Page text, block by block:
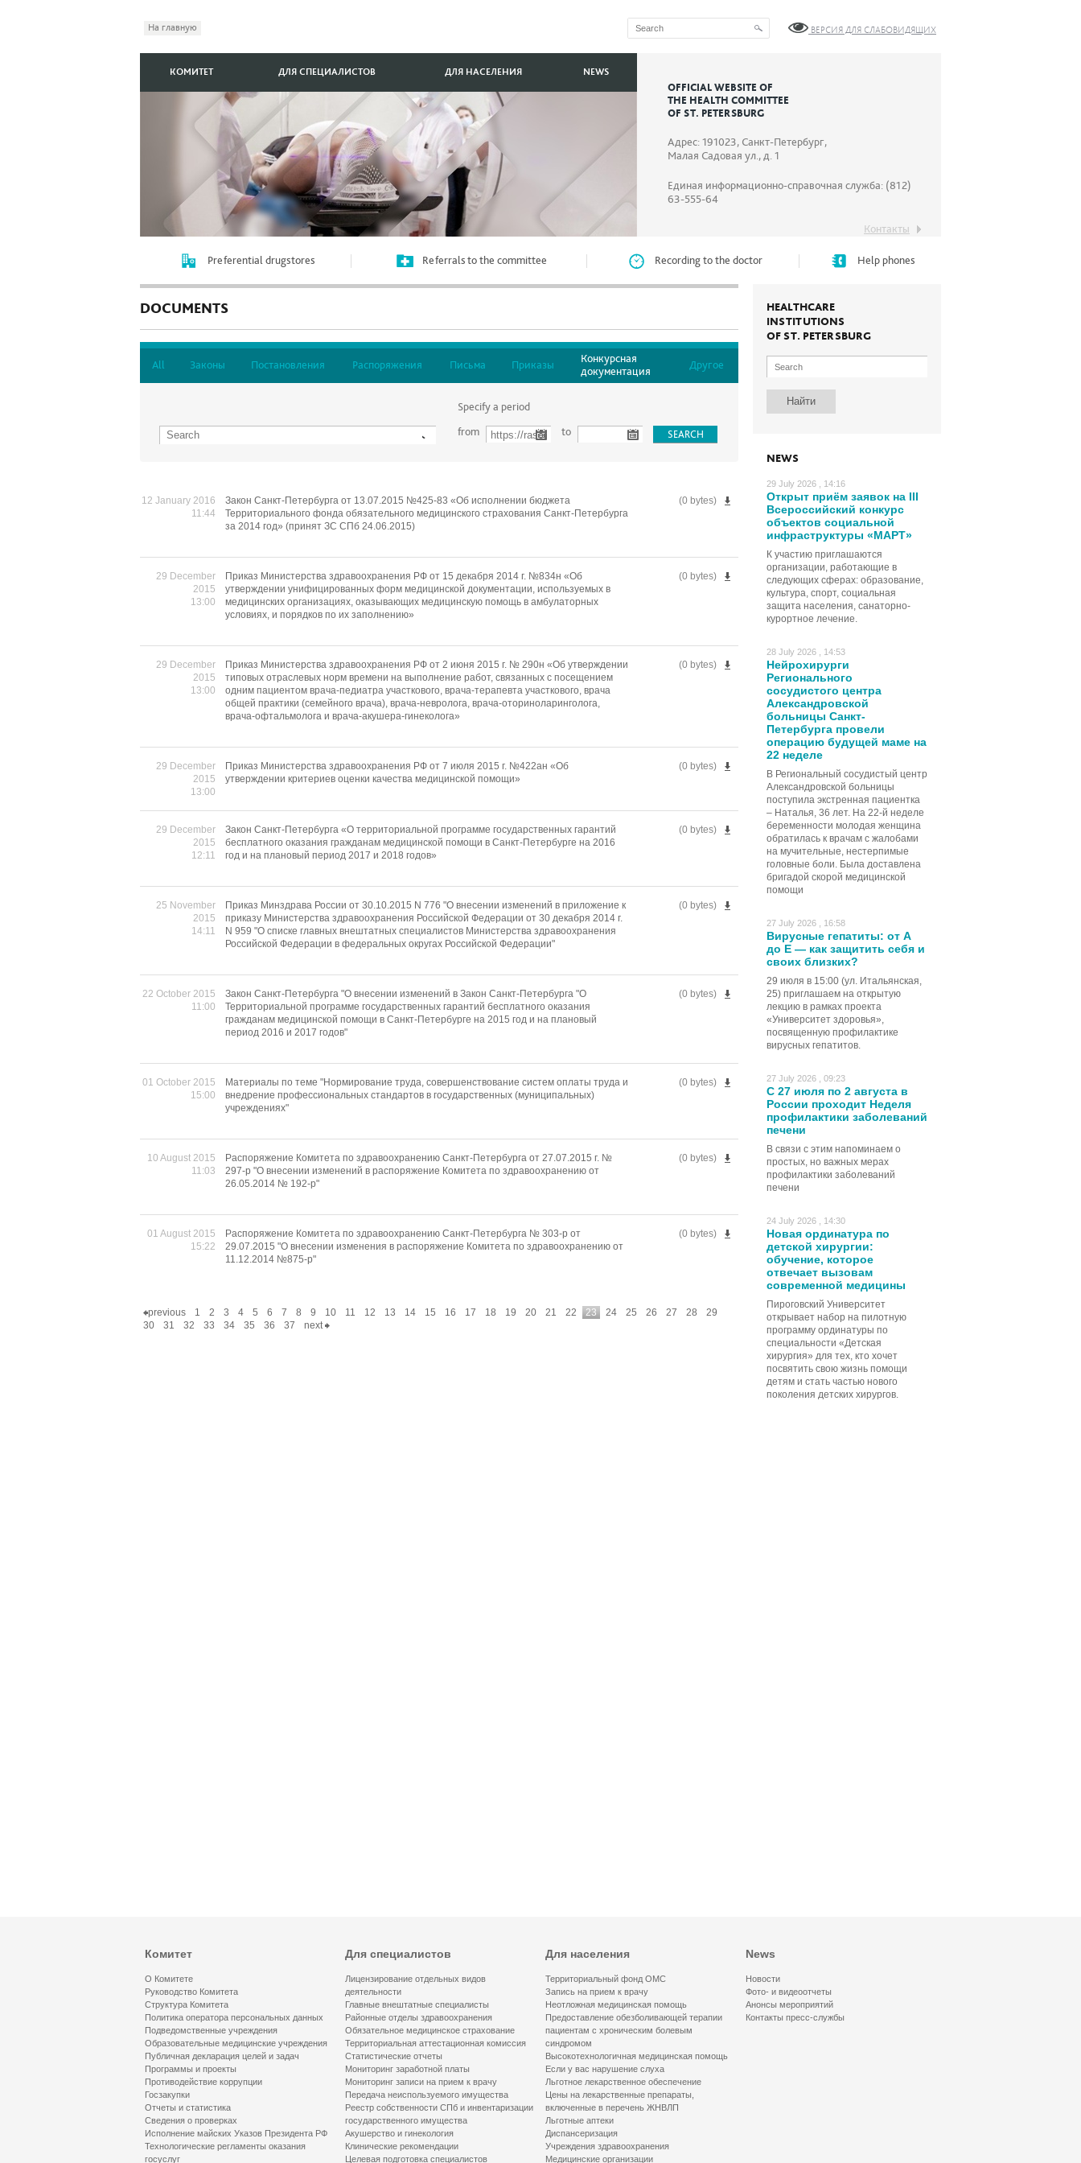
На главную ВЕРСИЯ ДЛЯ СЛАБОВИДЯЩИХ
OFFICIAL WEBSITE OF
THE HEALTH COMMITTEE
OF ST. PETERSBURG
Адрес: 191023, Санкт-Петербург,
Малая Садовая ул., д. 1
Единая информационно-справочная служба: (812)
63-555-64
Контакты
КОМИТЕТ ДЛЯ СПЕЦИАЛИСТОВ ДЛЯ НАСЕЛЕНИЯ NEWS
Preferential drugstores Referrals to the committee Recording to the doctor Help phones
HEALTHCARE
INSTITUTIONS
OF ST. PETERSBURG
NEWS
29 July 2026 , 14:16
Открыт приём заявок на III
Всероссийский конкурс
объектов социальной
инфраструктуры «МАРТ»
К участию приглашаются
организации, работающие в
следующих сферах: образование,
культура, спорт, социальная
защита населения, санаторно-
курортное лечение.
28 July 2026 , 14:53
Нейрохирурги
Регионального
сосудистого центра
Александровской
больницы Санкт-
Петербурга провели
операцию будущей маме на
22 неделе
В Региональный сосудистый центр
Александровской больницы
поступила экстренная пациентка
– Наталья, 36 лет. На 22-й неделе
беременности молодая женщина
обратилась к врачам с жалобами
на мучительные, нестерпимые
головные боли. Была доставлена
бригадой скорой медицинской
помощи
27 July 2026 , 16:58
Вирусные гепатиты: от А
до Е — как защитить себя и
своих близких?
29 июля в 15:00 (ул. Итальянская,
25) приглашаем на открытую
лекцию в рамках проекта
«Университет здоровья»,
посвященную профилактике
вирусных гепатитов.
27 July 2026 , 09:23
С 27 июля по 2 августа в
России проходит Неделя
профилактики заболеваний
печени
В связи с этим напоминаем о
простых, но важных мерах
профилактики заболеваний
печени
24 July 2026 , 14:30
Новая ординатура по
детской хирургии:
обучение, которое
отвечает вызовам
современной медицины
Пироговский Университет
открывает набор на пилотную
программу ординатуры по
специальности «Детская
хирургия» для тех, кто хочет
посвятить свою жизнь помощи
детям и стать частью нового
поколения детских хирургов.
DOCUMENTS
All Законы Постановления Распоряжения Письма Приказы
Конкурсная
документация
Другое
Specify a period
from
to
12 January 2016
11:44
(0 bytes)
Закон Санкт-Петербурга от 13.07.2015 №425-83 «Об исполнении бюджета
Территориального фонда обязательного медицинского страхования Санкт-Петербурга
за 2014 год» (принят ЗС СПб 24.06.2015)
29 December
2015
13:00
(0 bytes)
Приказ Министерства здравоохранения РФ от 15 декабря 2014 г. №834н «Об
утверждении унифицированных форм медицинской документации, используемых в
медицинских организациях, оказывающих медицинскую помощь в амбулаторных
условиях, и порядков по их заполнению»
29 December
2015
13:00
(0 bytes)
Приказ Министерства здравоохранения РФ от 2 июня 2015 г. № 290н «Об утверждении
типовых отраслевых норм времени на выполнение работ, связанных с посещением
одним пациентом врача-педиатра участкового, врача-терапевта участкового, врача
общей практики (семейного врача), врача-невролога, врача-оториноларинголога,
врача-офтальмолога и врача-акушера-гинеколога»
29 December
2015
13:00
(0 bytes)
Приказ Министерства здравоохранения РФ от 7 июля 2015 г. №422ан «Об
утверждении критериев оценки качества медицинской помощи»
29 December
2015
12:11
(0 bytes)
Закон Санкт-Петербурга «О территориальной программе государственных гарантий
бесплатного оказания гражданам медицинской помощи в Санкт-Петербурге на 2016
год и на плановый период 2017 и 2018 годов»
25 November
2015
14:11
(0 bytes)
Приказ Минздрава России от 30.10.2015 N 776 "О внесении изменений в приложение к
приказу Министерства здравоохранения Российской Федерации от 30 декабря 2014 г.
N 959 "О списке главных внештатных специалистов Министерства здравоохранения
Российской Федерации в федеральных округах Российской Федерации"
22 October 2015
11:00
(0 bytes)
Закон Санкт-Петербурга "О внесении изменений в Закон Санкт-Петербурга "О
Территориальной программе государственных гарантий бесплатного оказания
гражданам медицинской помощи в Санкт-Петербурге на 2015 год и на плановый
период 2016 и 2017 годов"
01 October 2015
15:00
(0 bytes)
Материалы по теме "Нормирование труда, совершенствование систем оплаты труда и
внедрение профессиональных стандартов в государственных (муниципальных)
учреждениях"
10 August 2015
11:03
(0 bytes)
Распоряжение Комитета по здравоохранению Санкт-Петербурга от 27.07.2015 г. №
297-р "О внесении изменений в распоряжение Комитета по здравоохранению от
26.05.2014 № 192-р"
01 August 2015
15:22
(0 bytes)
Распоряжение Комитета по здравоохранению Санкт-Петербурга № 303-р от
29.07.2015 "О внесении изменения в распоряжение Комитета по здравоохранению от
11.12.2014 №875-р"
previous 1 2 3 4 5 6 7 8 9 10 11 12 13 14 15 16 17 18 19 20 21 22 23 24 25 26 27 28
29
30
31 32 33 34 35 36 37 next
Комитет
О Комитете
Руководство Комитета
Структура Комитета
Политика оператора персональных данных
Подведомственные учреждения
Образовательные медицинские учреждения
Публичная декларация целей и задач
Программы и проекты
Противодействие коррупции
Госзакупки
Отчеты и статистика
Сведения о проверках
Исполнение майских Указов Президента РФ
Технологические регламенты оказания
госуслуг
Для специалистов
Лицензирование отдельных видов
деятельности
Главные внештатные специалисты
Районные отделы здравоохранения
Обязательное медицинское страхование
Территориальная аттестационная комиссия
Статистические отчеты
Мониторинг заработной платы
Мониторинг записи на прием к врачу
Передача неиспользуемого имущества
Реестр собственности СПб и инвентаризации
государственного имущества
Акушерство и гинекология
Клинические рекомендации
Целевая подготовка специалистов
Для населения
Территориальный фонд ОМС
Запись на прием к врачу
Неотложная медицинская помощь
Предоставление обезболивающей терапии
пациентам с хроническим болевым
синдромом
Высокотехнологичная медицинская помощь
Если у вас нарушение слуха
Льготное лекарственное обеспечение
Цены на лекарственные препараты,
включенные в перечень ЖНВЛП
Льготные аптеки
Диспансеризация
Учреждения здравоохранения
Медицинские организации
News
Новости
Фото- и видеоотчеты
Анонсы мероприятий
Контакты пресс-службы